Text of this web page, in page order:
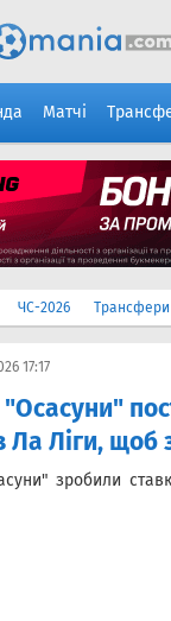
Матчі
ЧС-2026 Трансфери
17:17
Ла Ліги, щоб
зробили